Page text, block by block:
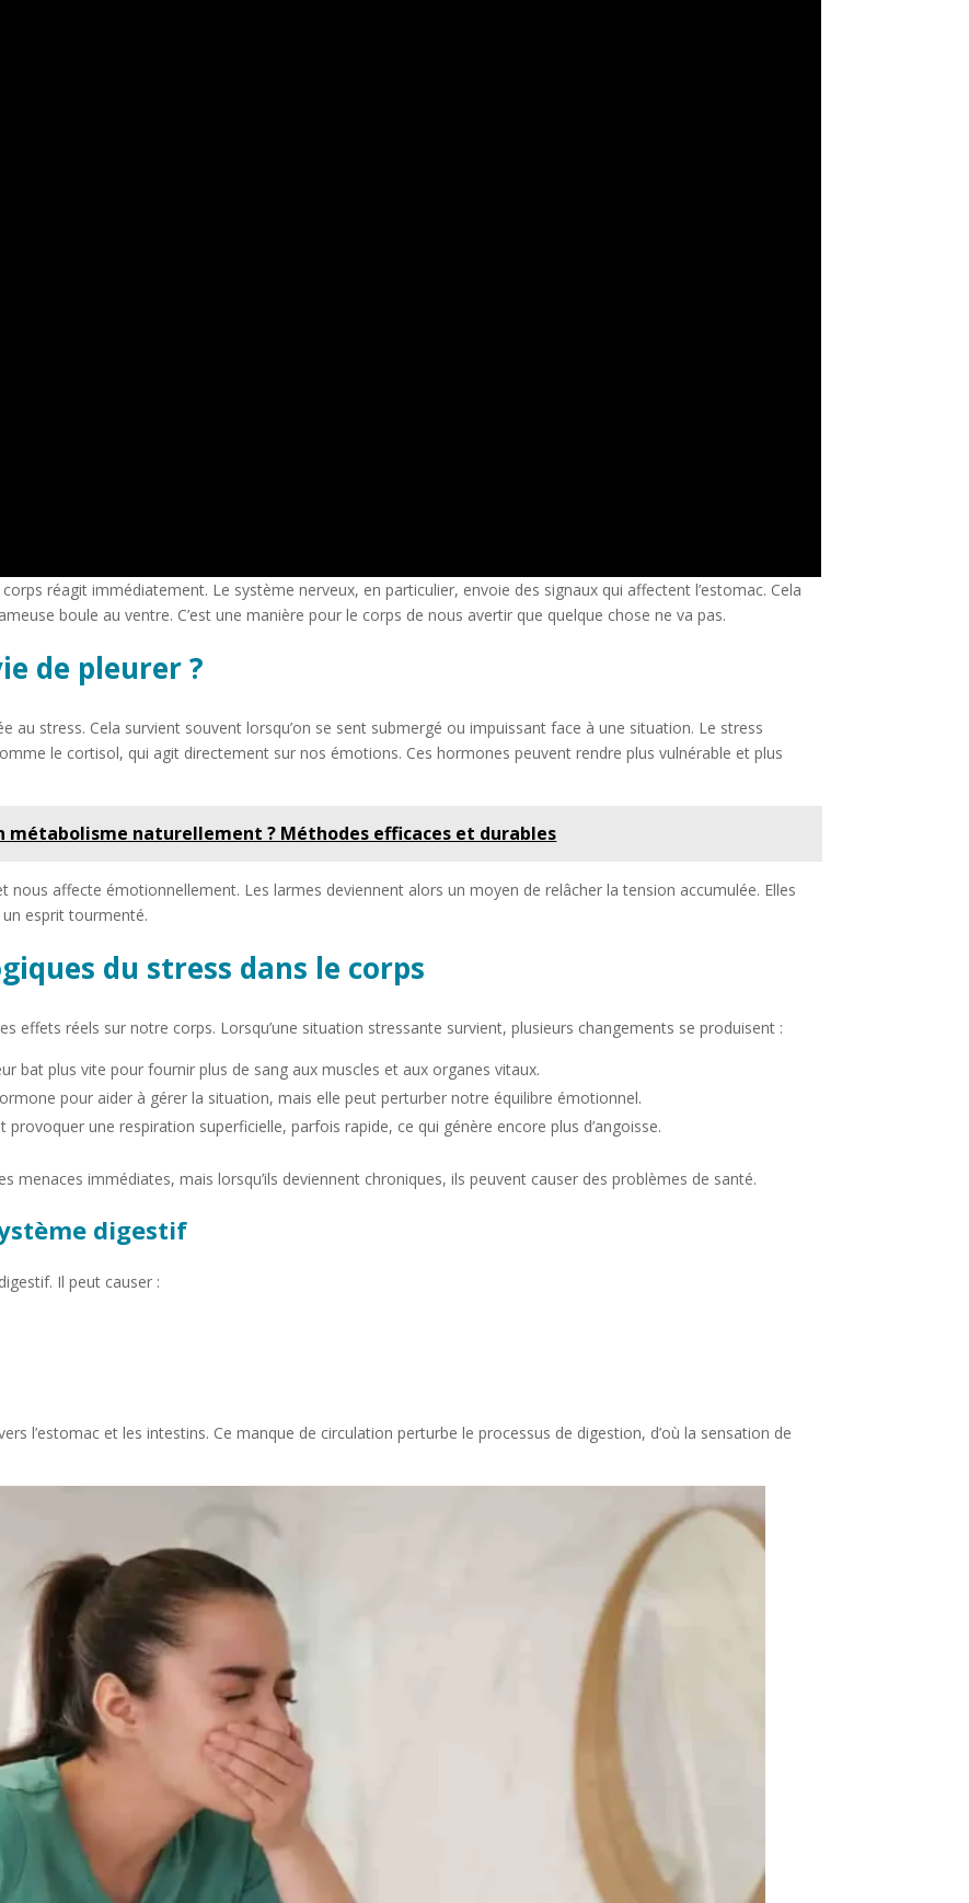
réagit immédiatement. Le système nerveux, en particulier, envoie des signaux qui affectent l’estomac. Cela
boule au ventre. C’est une manière pour le corps de nous avertir que quelque chose ne va pas.
de pleurer ?
au stress. Cela survient souvent lorsqu’on se sent submergé ou impuissant face à une situation. Le stress
le cortisol, qui agit directement sur nos émotions. Ces hormones peuvent rendre plus vulnérable et plus
métabolisme naturellement ? Méthodes efficaces et durables
affecte émotionnellement. Les larmes deviennent alors un moyen de relâcher la tension accumulée. Elles
esprit tourmenté.
du stress dans le corps
effets réels sur notre corps. Lorsqu’une situation stressante survient, plusieurs changements se produisent :
bat plus vite pour fournir plus de sang aux muscles et aux organes vitaux.
pour aider à gérer la situation, mais elle peut perturber notre équilibre émotionnel.
provoquer une respiration superficielle, parfois rapide, ce qui génère encore plus d’angoisse.
menaces immédiates, mais lorsqu’ils deviennent chroniques, ils peuvent causer des problèmes de santé.
digestif
Il peut causer :
l’estomac et les intestins. Ce manque de circulation perturbe le processus de digestion, d’où la sensation de